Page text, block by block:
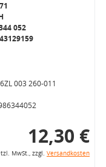
052
003 260-011
12,30 €
MwSt., zzgl. Versandkosten